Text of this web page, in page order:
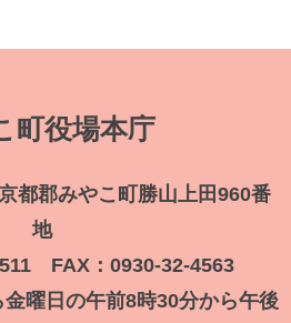
町役場本庁
都郡みやこ町勝山上田960番
地
FAX：0930-32-4563
曜日の午前8時30分から午後